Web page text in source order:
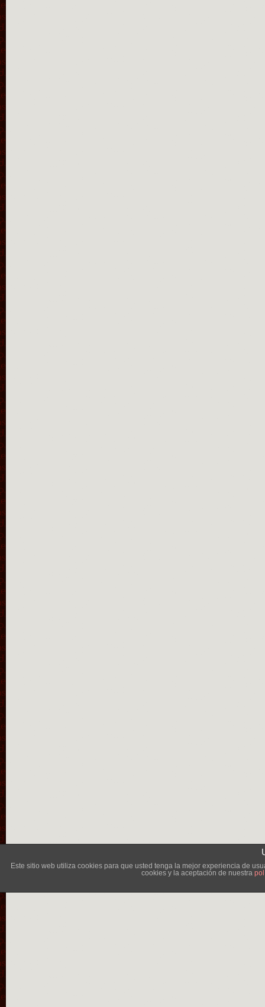
Este sitio web utiliza cookies para que usted tenga la mejor experiencia de
cookies y la aceptación de nuestra